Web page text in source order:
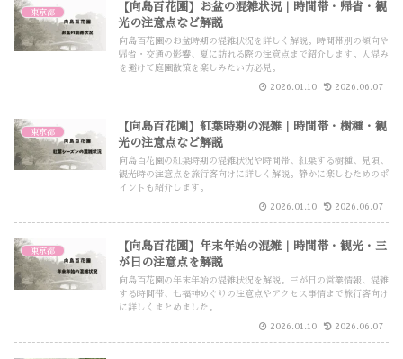
東京都
【向島百花園】お盆の混雑状況｜時間帯・帰省・観
光の注意点など解説
向島百花園のお盆時期の混雑状況を詳しく解説。時間帯別の傾向や
帰省・交通の影響、夏に訪れる際の注意点まで紹介します。人混み
を避けて庭園散策を楽しみたい方必見。
2026.01.10 2026.06.07
東京都
【向島百花園】紅葉時期の混雑｜時間帯・樹種・観
光の注意点など解説
向島百花園の紅葉時期の混雑状況や時間帯、紅葉する樹種、見頃、
観光時の注意点を旅行客向けに詳しく解説。静かに楽しむためのポ
イントも紹介します。
2026.01.10 2026.06.07
東京都
【向島百花園】年末年始の混雑｜時間帯・観光・三
が日の注意点を解説
向島百花園の年末年始の混雑状況を解説。三が日の営業情報、混雑
する時間帯、七福神めぐりの注意点やアクセス事情まで旅行客向け
に詳しくまとめました。
2026.01.10 2026.06.07